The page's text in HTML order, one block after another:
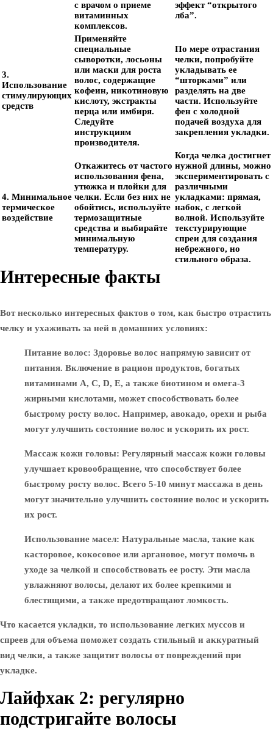
с врачом о приеме
витаминных
комплексов.
эффект “открытого
лба”.
3.
Использование
стимулирующих
средств
Применяйте
специальные
сыворотки, лосьоны
или маски для роста
волос, содержащие
кофеин, никотиновую
кислоту, экстракты
перца или имбиря.
Следуйте
инструкциям
производителя.
По мере отрастания
челки, попробуйте
укладывать ее
“шторками” или
разделять на две
части. Используйте
фен с холодной
подачей воздуха для
закрепления укладки.
4. Минимальное
термическое
воздействие
Откажитесь от частого
использования фена,
утюжка и плойки для
челки. Если без них не
обойтись, используйте
термозащитные
средства и выбирайте
минимальную
температуру.
Когда челка достигнет
нужной длины, можно
экспериментировать с
различными
укладками: прямая,
набок, с легкой
волной. Используйте
текстурирующие
спреи для создания
небрежного, но
стильного образа.
Интересные факты
Вот несколько интересных фактов о том, как быстро отрастить
челку и ухаживать за ней в домашних условиях:
Питание волос: Здоровье волос напрямую зависит от
питания. Включение в рацион продуктов, богатых
витаминами A, C, D, E, а также биотином и омега-3
жирными кислотами, может способствовать более
быстрому росту волос. Например, авокадо, орехи и рыба
могут улучшить состояние волос и ускорить их рост.
Массаж кожи головы: Регулярный массаж кожи головы
улучшает кровообращение, что способствует более
быстрому росту волос. Всего 5-10 минут массажа в день
могут значительно улучшить состояние волос и ускорить
их рост.
Использование масел: Натуральные масла, такие как
касторовое, кокосовое или аргановое, могут помочь в
уходе за челкой и способствовать ее росту. Эти масла
увлажняют волосы, делают их более крепкими и
блестящими, а также предотвращают ломкость.
Что касается укладки, то использование легких муссов и
спреев для объема поможет создать стильный и аккуратный
вид челки, а также защитит волосы от повреждений при
укладке.
Лайфхак 2: регулярно
подстригайте волосы